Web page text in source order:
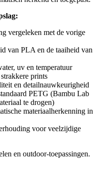
vergeleken met de vorige
van PLA en de taaiheid van
uv en temperatuur
prints
en detailnauwkeurigheid
PETG (Bambu Lab
te drogen)
materiaalherkenning in
voor veelzijdige
en outdoor-toepassingen.